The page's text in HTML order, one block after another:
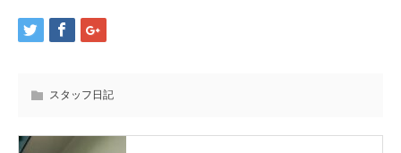
スタッフ日記